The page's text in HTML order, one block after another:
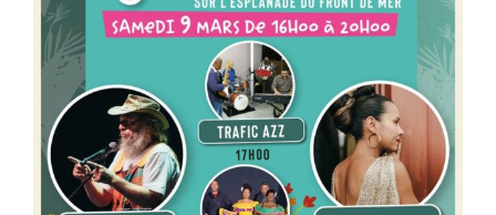
Emploi tourisme
Contact